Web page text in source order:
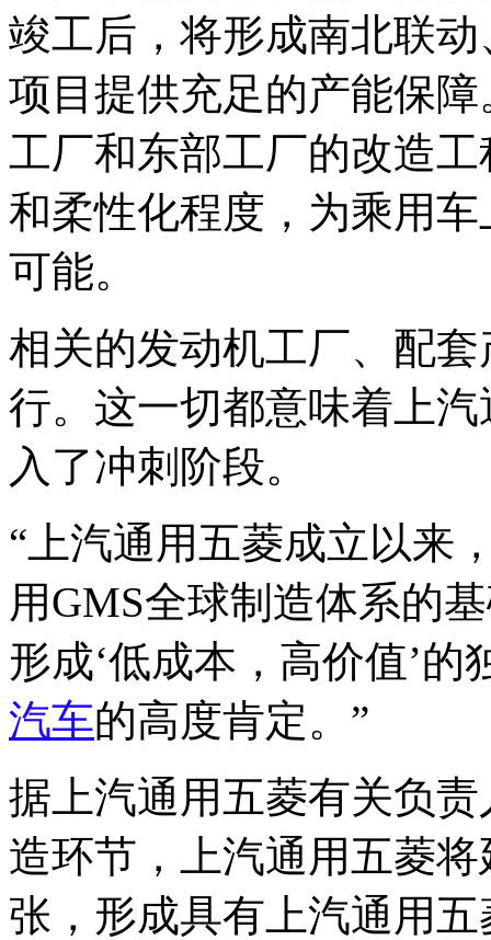
竣工后，将形成南北联
项目提供充足的产能保
工厂和东部工厂的改造
和柔性化程度，为乘用
可能。
相关的发动机工厂、配
行。这一切都意味着上
入了冲刺阶段。
“上汽通用五菱成立以来
用GMS全球制造体系的
形成‘低成本，高价值’
汽车的高度肯定。”
据上汽通用五菱有关负
造环节，上汽通用五菱
张，形成具有上汽通用